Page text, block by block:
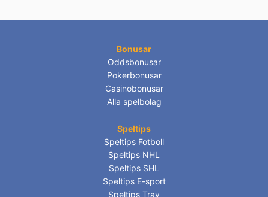
Bonusar
Oddsbonusar
Pokerbonusar
Casinobonusar
Alla spelbolag
Speltips
Speltips Fotboll
Speltips NHL
Speltips SHL
Speltips E-sport
Speltips Trav